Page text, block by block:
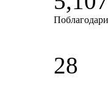
28